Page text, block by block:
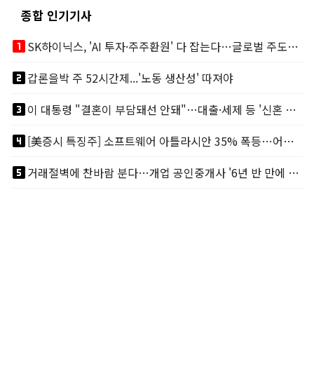
종합 인기기사
looks_one
SK하이닉스, 'AI 투자·주주환원' 다 잡는다…글로벌 주도권 굳히기
looks_two갑론을박 주 52시간제...'노동 생산성' 따져야
looks_3
이 대통령 "결혼이 부담돼선 안돼"…대출·세제 등 '신혼 걸림돌' 제거
looks_4
[美증시 특징주] 소프트웨어 아틀라시안 35% 폭등…어닝서프, 투자의견 줄줄이 상향
looks_5
거래절벽에 찬바람 분다…개업 공인중개사 '6년 반 만에 최저'